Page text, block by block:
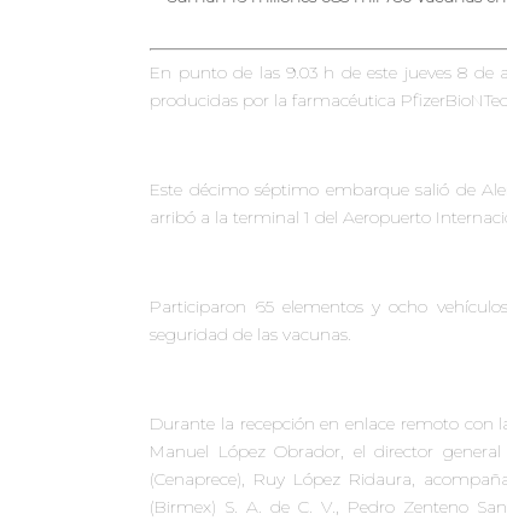
En punto de las 9.03 h de este jueves 8 de
producidas por la farmacéutica
Este décimo séptimo embarque salió de
arribó a la terminal 1 del Aeropuerto
Participaron 65 elementos y ocho
seguridad de las vacunas.
Durante la recepción en enlace remoto con
Manuel López Obrador, el director
(Cenaprece), Ruy López Ridaura,
(Birmex) S. A. de C. V., Pedro Zenteno